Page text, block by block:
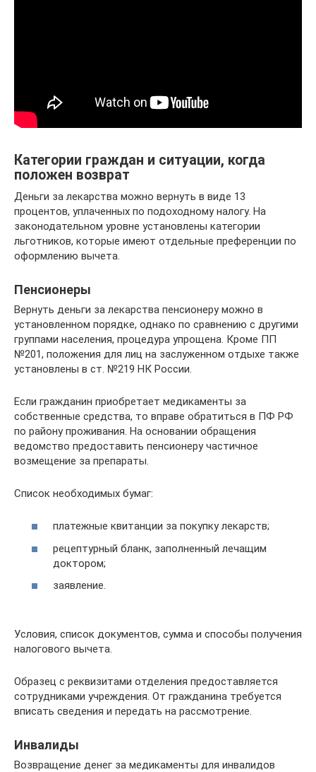
Категории граждан и ситуации, когда
положен возврат
Деньги за лекарства можно вернуть в виде 13
процентов, уплаченных по подоходному налогу. На
законодательном уровне установлены категории
льготников, которые имеют отдельные преференции по
оформлению вычета.
Пенсионеры
Вернуть деньги за лекарства пенсионеру можно в
установленном порядке, однако по сравнению с другими
группами населения, процедура упрощена. Кроме ПП
№201, положения для лиц на заслуженном отдыхе также
установлены в ст. №219 НК России.
Если гражданин приобретает медикаменты за
собственные средства, то вправе обратиться в ПФ РФ
по району проживания. На основании обращения
ведомство предоставить пенсионеру частичное
возмещение за препараты.
Список необходимых бумаг:
платежные квитанции за покупку лекарств;
рецептурный бланк, заполненный лечащим
доктором;
заявление.
Условия, список документов, сумма и способы получения
налогового вычета.
Образец с реквизитами отделения предоставляется
сотрудниками учреждения. От гражданина требуется
вписать сведения и передать на рассмотрение.
Инвалиды
Возвращение денег за медикаменты для инвалидов